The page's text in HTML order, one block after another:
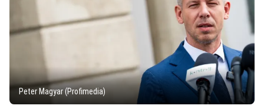
Peter Magyar (Profimedia)